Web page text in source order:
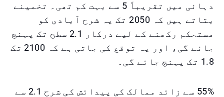
دہائی میں تقریباً 5 سے بہت کم تھی۔ تخمینے
بتاتے ہیں کہ 2050 تک یہ شرح آبادی کو
مستحکم رکھنے کے لیے درکار 2.1 سطح تک پہنچ
جائے گی، اور یہ توقع کی جاتی ہے کہ 2100 تک
1.8 تک پہنچ جائے گی۔
55% سے زائد ممالک کی پیدائش کی شرح 2.1 سے